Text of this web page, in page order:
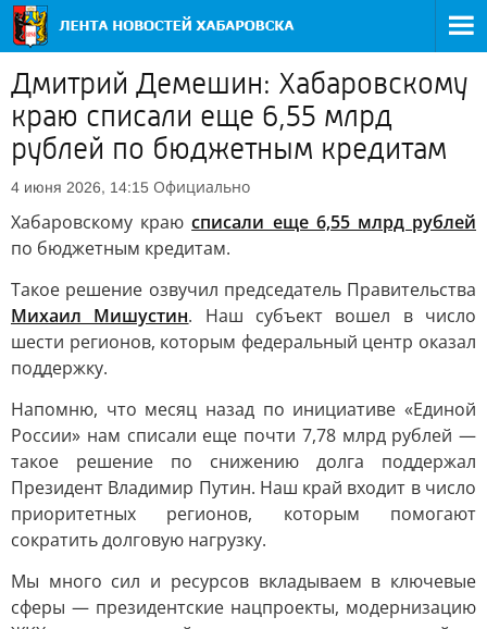
Дмитрий Демешин: Хабаровскому
краю списали еще 6,55 млрд
рублей по бюджетным кредитам
4 июня 2026, 14:15 Официально
Хабаровскому краюсписали еще 6,55 млрд рублей
по бюджетным кредитам.
Такое решение озвучил председатель Правительства
Михаил Мишустин. Наш субъект вошел в число
шести регионов, которым федеральный центр оказал
поддержку.
Напомню, что месяц назад по инициативе «Единой
России» нам списали еще почти 7,78 млрд рублей —
такое решение по снижению долга поддержал
Президент Владимир Путин. Наш край входит в число
приоритетных регионов, которым помогают
сократить долговую нагрузку.
Мы много сил и ресурсов вкладываем в ключевые
сферы — президентские нацпроекты, модернизацию